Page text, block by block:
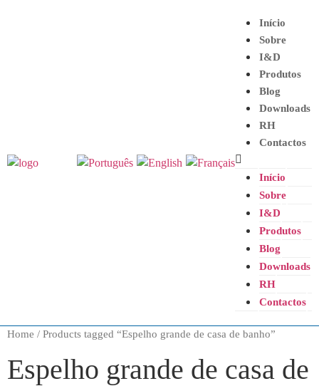
Início
Sobre
I&D
Produtos
Blog
Downloads
RH
Contactos
Início
Sobre
I&D
Produtos
Blog
Downloads
RH
Contactos
Home / Products tagged “Espelho grande de casa de banho”
Espelho grande de casa de